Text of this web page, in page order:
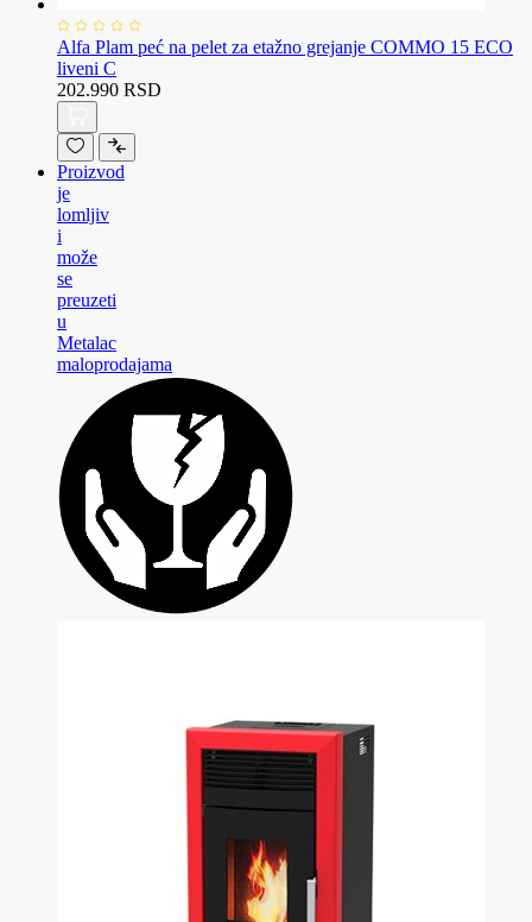
Alfa Plam peć na pelet za etažno grejanje COMMO 15 ECO
liveni C
202.990 RSD
Proizvod
je
lomljiv
i
može
se
preuzeti
u
Metalac
maloprodajama